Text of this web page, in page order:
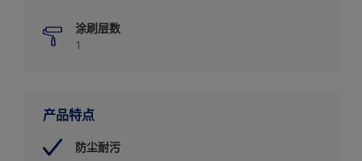
涂刷层数
1
产品特点
防尘耐污